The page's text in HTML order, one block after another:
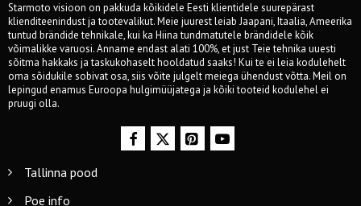
Starmoto visioon on pakkuda kõikidele Eesti klientidele suurepärast
klienditeenindust ja tootevalikut. Meie juurest leiab Jaapani, Itaalia, Ameerika
tuntud brändide tehnikale, kui ka Hiina tundmatutele brändidele kõik
võimalikke varuosi. Anname endast alati 100%, et just Teie tehnika uuesti
sõitma hakkaks ja taskukohaselt hooldatud saaks! Kui te ei leia kodulehelt
oma sõidukile sobivat osa, siis võite julgelt meiega ühendust võtta. Meil on
lepingud enamus Euroopa hulgimüüjatega ja kõiki tooteid kodulehel ei
pruugi olla.
Tallinna pood
Poe info